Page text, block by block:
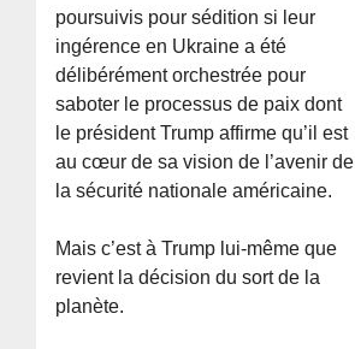
poursuivis pour sédition si leur
ingérence en Ukraine a été
délibérément orchestrée pour
saboter le processus de paix dont
le président Trump affirme qu’il est
au cœur de sa vision de l’avenir de
la sécurité nationale américaine.
Mais c’est à Trump lui-même que
revient la décision du sort de la
planète.